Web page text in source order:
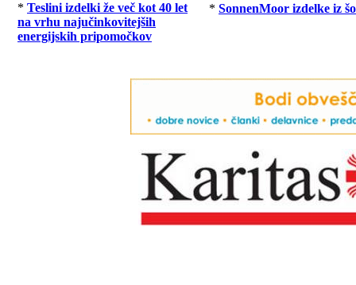
* Teslini izdelki že več kot 40 let
na vrhu najučinkovitejših
energijskih pripomočkov
* SonnenMoor izdelke iz